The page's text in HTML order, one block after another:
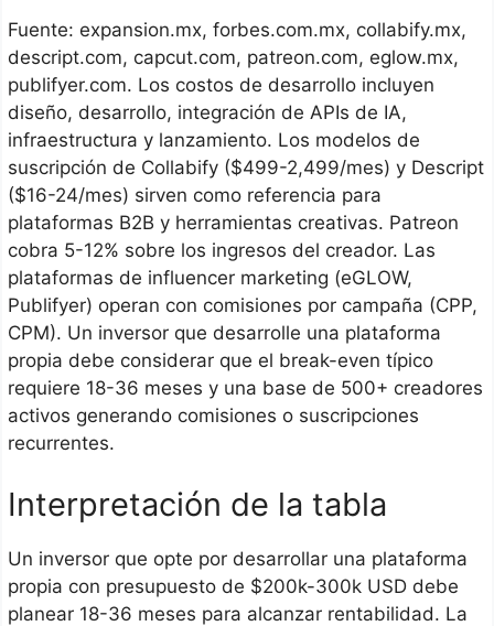
Fuente: expansion.mx, forbes.com.mx, collabify.mx,
descript.com, capcut.com, patreon.com, eglow.mx,
publifyer.com. Los costos de desarrollo incluyen
diseño, desarrollo, integración de APIs de IA,
infraestructura y lanzamiento. Los modelos de
suscripción de Collabify ($499-2,499/mes) y Descript
($16-24/mes) sirven como referencia para
plataformas B2B y herramientas creativas. Patreon
cobra 5-12% sobre los ingresos del creador. Las
plataformas de influencer marketing (eGLOW,
Publifyer) operan con comisiones por campaña (CPP,
CPM). Un inversor que desarrolle una plataforma
propia debe considerar que el break-even típico
requiere 18-36 meses y una base de 500+ creadores
activos generando comisiones o suscripciones
recurrentes.
Interpretación de la tabla
Un inversor que opte por desarrollar una plataforma
propia con presupuesto de $200k-300k USD debe
planear 18-36 meses para alcanzar rentabilidad. La